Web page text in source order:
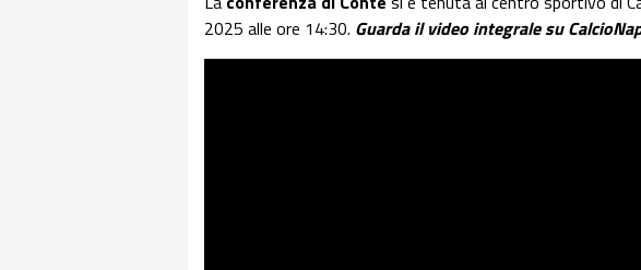
2025 alle ore 14:30. Guarda il video integrale su